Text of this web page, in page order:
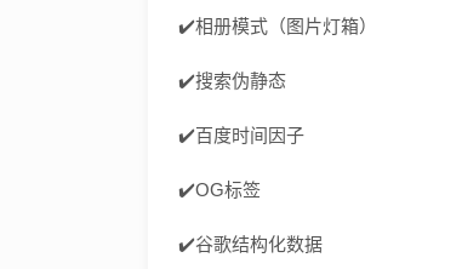
✔️相册模式（图片灯箱）
✔️搜索伪静态
✔️百度时间因子
✔️OG标签
✔️谷歌结构化数据